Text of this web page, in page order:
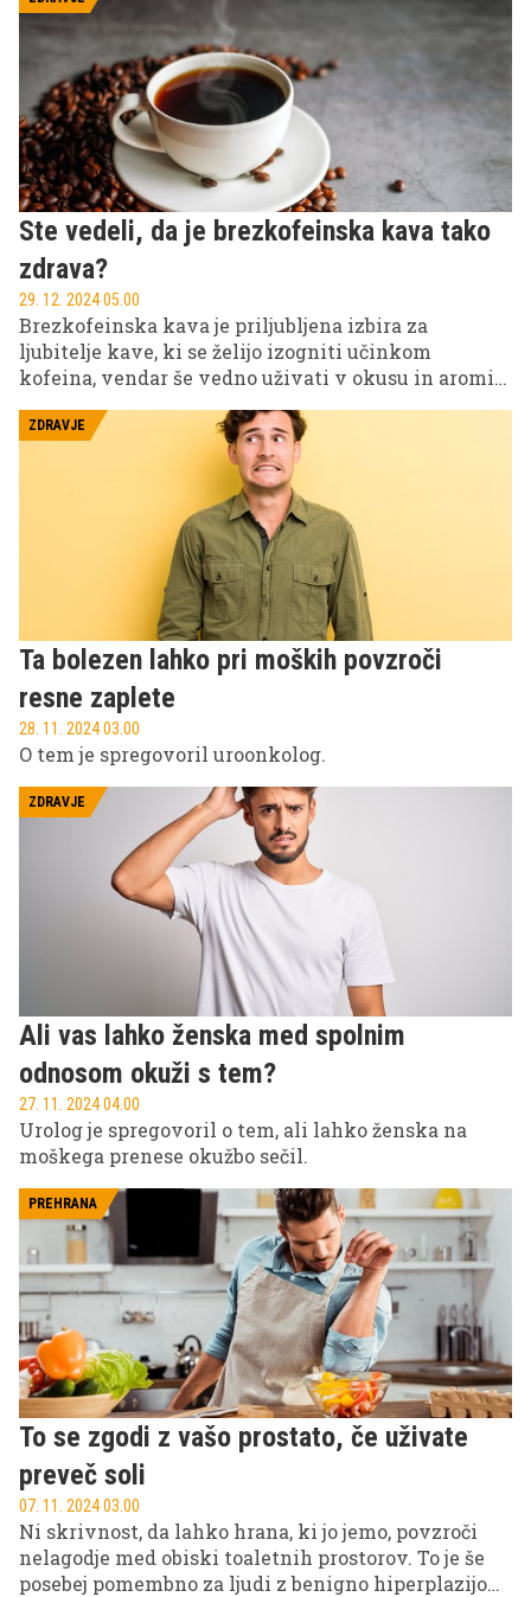
Ste vedeli, da je brezkofeinska kava tako
zdrava?
29. 12. 2024 05.00
Brezkofeinska kava je priljubljena izbira za
ljubitelje kave, ki se želijo izogniti učinkom
kofeina, vendar še vedno uživati v okusu in aromi
priljubljenega napitka. Kaj točno je brezkofeinska
kava, kako jo pridobivajo, kakšne koristi ima za
zdravje in kako se primerja z običajno kavo?
ZDRAVJE
Ta bolezen lahko pri moških povzroči
resne zaplete
28. 11. 2024 03.00
O tem je spregovoril uroonkolog.
ZDRAVJE
Ali vas lahko ženska med spolnim
odnosom okuži s tem?
27. 11. 2024 04.00
Urolog je spregovoril o tem, ali lahko ženska na
moškega prenese okužbo sečil.
PREHRANA
To se zgodi z vašo prostato, če uživate
preveč soli
07. 11. 2024 03.00
Ni skrivnost, da lahko hrana, ki jo jemo, povzroči
nelagodje med obiski toaletnih prostorov. To je še
posebej pomembno za ljudi z benigno hiperplazijo